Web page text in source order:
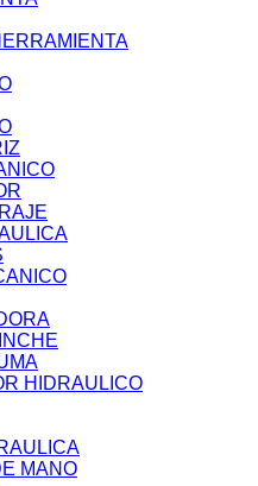
HIDRAULICO
MANO